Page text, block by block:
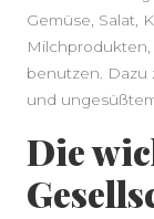
Gemüse, Salat,
Milchprodukten,
benutzen. Dazu
und
Die